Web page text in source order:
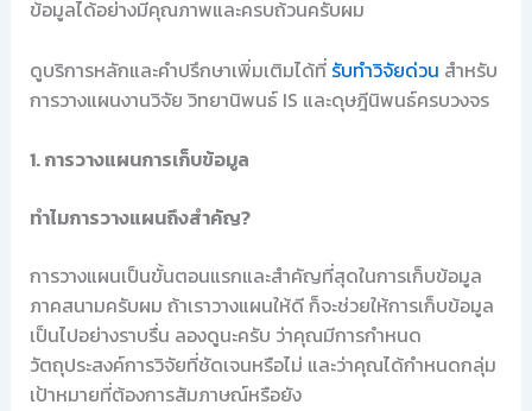
ข้อมูลได้อย่างมีคุณภาพและครบถ้วนครับผม
ดูบริการหลักและคำปรึกษาเพิ่มเติมได้ที่ รับทำวิจัยด่วน สำหรับ
การวางแผนงานวิจัย วิทยานิพนธ์ IS และดุษฎีนิพนธ์ครบวงจร
1. การวางแผนการเก็บข้อมูล
ทำไมการวางแผนถึงสำคัญ?
การวางแผนเป็นขั้นตอนแรกและสำคัญที่สุดในการเก็บข้อมูล
ภาคสนามครับผม ถ้าเราวางแผนให้ดี ก็จะช่วยให้การเก็บข้อมูล
เป็นไปอย่างราบรื่น ลองดูนะครับ ว่าคุณมีการกำหนด
วัตถุประสงค์การวิจัยที่ชัดเจนหรือไม่ และว่าคุณได้กำหนดกลุ่ม
เป้าหมายที่ต้องการสัมภาษณ์หรือยัง